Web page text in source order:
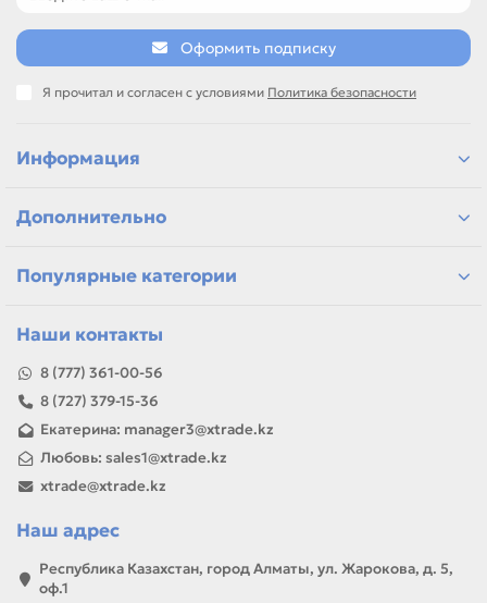
позиции по названию, артикулу и таблице характеристик.
Если нужен близкий вариант, посмотрите соседние
позиции для офисной печати и сервисного запаса
Если параметры в карточке совпадают с вашей моделью
ремонта, заправки, печати или пополнения складского
запаса.
Оформить подписку
Я прочитал и согласен с условиями Политика безопасности
Информация
Дополнительно
Популярные категории
Наши контакты
8 (777) 361-00-56
8 (727) 379-15-36
Екатерина: manager3@xtrade.kz
Любовь: sales1@xtrade.kz
xtrade@xtrade.kz
Наш адрес
Республика Казахстан, город Алматы, ул. Жарокова, д. 5,
оф.1